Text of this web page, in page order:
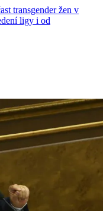
transgender žen v
ligy i od